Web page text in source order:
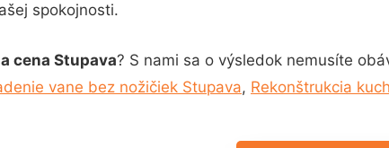
spokojnosti.
cena Stupava? S nami sa o výsledok nemusíte
vane bez nožičiek Stupava, Rekonštrukcia